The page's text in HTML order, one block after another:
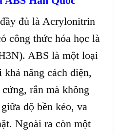
đủ là Acrylonitrin
công thức hóa học là
ABS là một loại
năng cách điện,
rắn mà không
độ bền kéo, va
Ngoài ra còn một